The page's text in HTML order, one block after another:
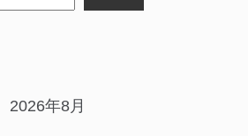
2026年8月